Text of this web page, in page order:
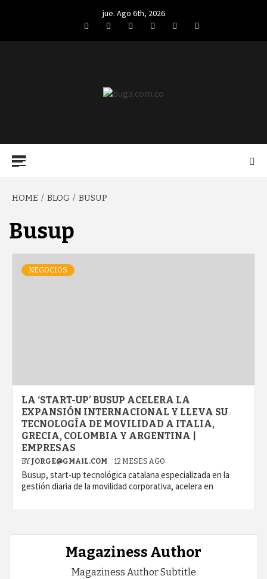
jue. Ago 6th, 2026
FacebookTwitterLinkedIn
VK YouTubeInstagram
HOME BLOG BUSUP
Busup
NEGOCIOS
LA ‘START-UP’ BUSUP ACELERA LA
EXPANSIÓN INTERNACIONAL Y LLEVA SU
TECNOLOGÍA DE MOVILIDAD A ITALIA,
GRECIA, COLOMBIA Y ARGENTINA |
EMPRESAS
BY JORGE@GMAIL.COM 12 MESES AGO
Busup, start-up tecnológica catalana especializada en la
gestión diaria de la movilidad corporativa, acelera en
Magaziness Author
Magaziness Author Subtitle